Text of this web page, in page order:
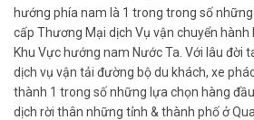
hướng phía nam là 1 trong trong số
cấp Thương Mại dịch Vụ vận chuyển
Khu Vực hướng nam Nước Ta. Với lâu đời
dịch vụ vận tải đường bộ du khách, xe
thành 1 trong số những lựa chọn hàng
dịch rời thân những tỉnh & thành phố ở